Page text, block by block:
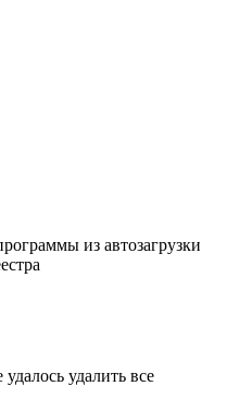
из автозагрузки
удалить все